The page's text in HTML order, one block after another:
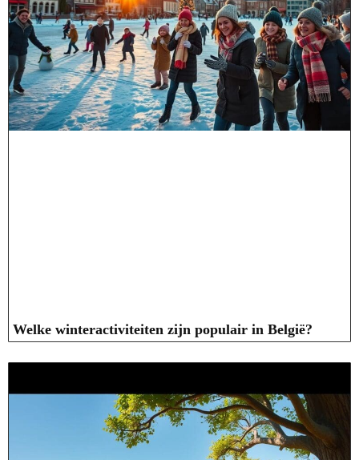
Welke winteractiviteiten zijn populair in België?